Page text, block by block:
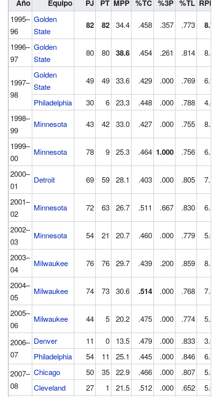
Año Equipo PJ PT MPP %TC %3P %TL RPP
1995–
96
Golden
State
82 82 34.4 .458 .357 .773 8.7
1996–
97
Golden
State
80 80 38.6 .454 .261 .814 8.5
1997–
98
Golden
State
49 49 33.6 .429 .000 .769 6.9
Philadelphia 30 6 23.3 .448 .000 .788
4.4
1998–
99
Minnesota 43 42 33.0 .427 .000 .755 8.2
1999–
00
Minnesota 78 9 25.3 .464 1.000 .756 6.2
2000–
01
Detroit 69 59 28.1 .403 .000 .805 7.1
2001–
02
Minnesota 72 63 26.7 .511 .667 .830 6.3
2002–
03
Minnesota 54 21 20.7 .460 .000 .779 5.0
2003–
04
Milwaukee 76 76 29.7 .439 .200 .859 8.5
2004–
05
Milwaukee 74 73 30.6 .514 .000 .768 7.3
2005–
06
Milwaukee 44 5 20.2 .475 .000 .774 5.2
2006–
07
Denver 11 0 13.5 .479 .000 .833
3.6
Philadelphia
54 11 25.1 .445 .000 .846
6.7
2007–
08
Chicago 50 35 22.9 .466 .000 .807
5.3
Cleveland
27 1 21.5 .512 .000 .652 5.0